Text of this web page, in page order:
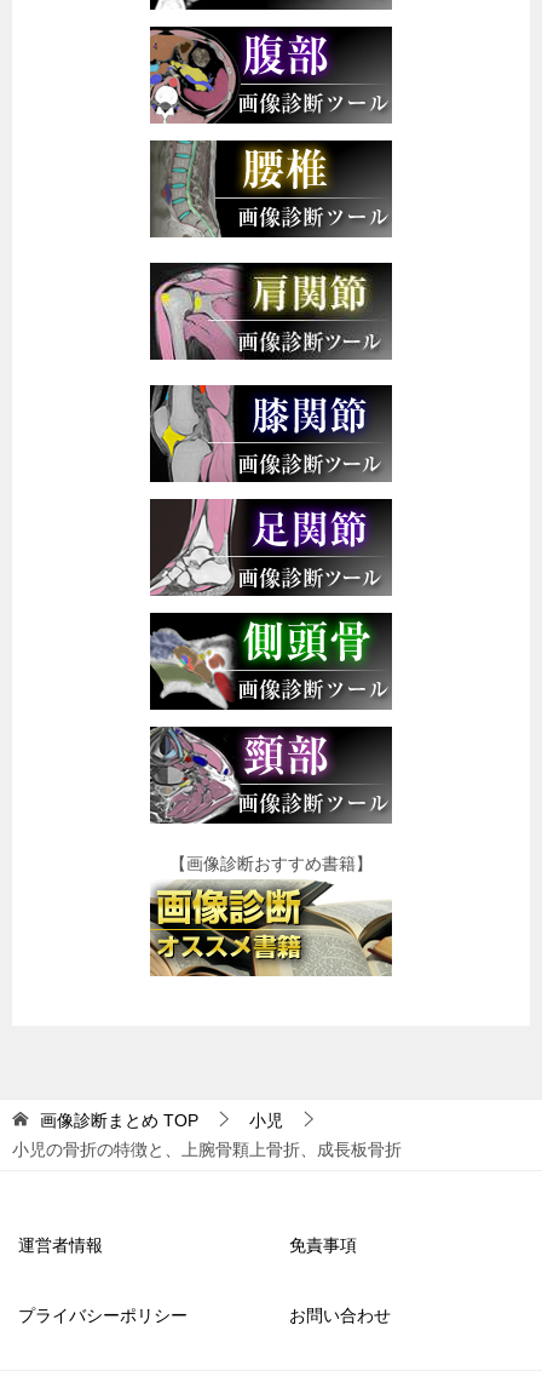
【画像診断おすすめ書籍】
画像診断まとめ TOP
小児
小児の骨折の特徴と、上腕骨顆上骨折、成長板骨折
運営者情報 免責事項
プライバシーポリシー お問い合わせ